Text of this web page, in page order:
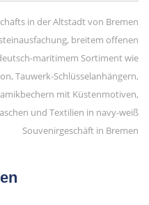
Souvenirgeschäft in Bremen